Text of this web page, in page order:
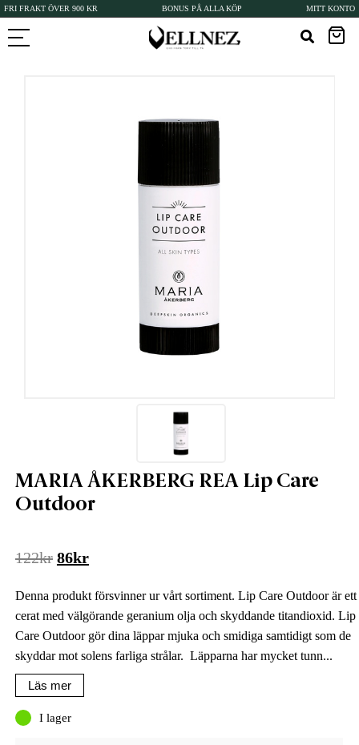
FRI FRAKT ÖVER 900 KR BONUS PÅ ALLA KÖP MITT KONTO
MARIA ÅKERBERG REA Lip Care
Outdoor
122kr Det
priset
var:
122kr.
86krDet
priset
är:
86kr.
Denna produkt försvinner ur vårt sortiment. Lip Care Outdoor är ett
cerat med välgörande geranium olja och skyddande titandioxid. Lip
Care Outdoor gör dina läppar mjuka och smidiga samtidigt som de
skyddar mot solens farliga strålar. Läpparna har mycket tunn...
Läs mer
I lager